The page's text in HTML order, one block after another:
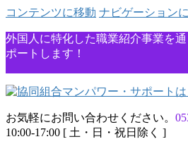
コンテンツに移動 ナビゲーション
外国人に特化した職業紹介事業を
ポートします！
お気軽にお問い合わせください。
10:00-17:00 [ 土・日・祝日除く ]